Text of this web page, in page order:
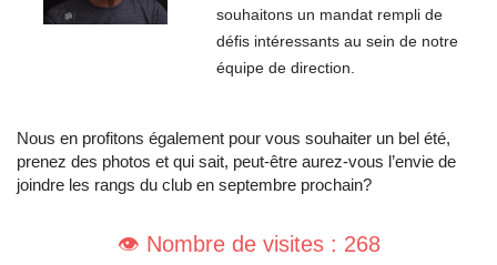
souhaitons un mandat rempli de
défis intéressants au sein de notre
équipe de direction.
Nous en profitons également pour vous souhaiter un bel été,
prenez des photos et qui sait, peut-être aurez-vous l’envie de
joindre les rangs du club en septembre prochain?
👁️ Nombre de visites : 268